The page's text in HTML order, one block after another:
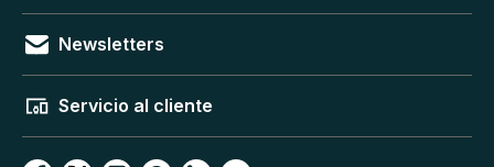
Newsletters
Servicio al cliente